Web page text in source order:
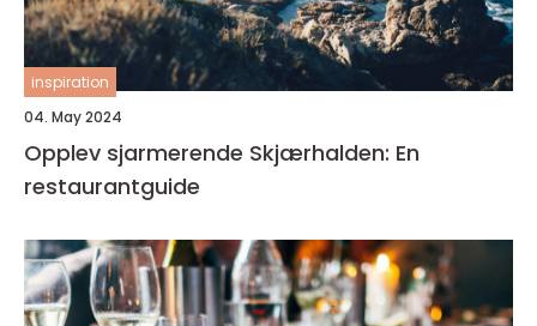
inspiration
04. May 2024
Opplev sjarmerende Skjærhalden: En
restaurantguide